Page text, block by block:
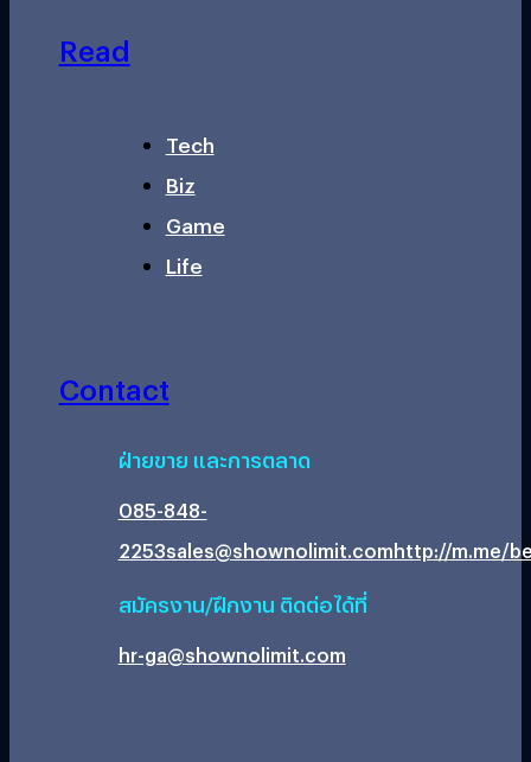
Read
Tech
Biz
Game
Life
Contact
ฝ่ายขาย และการตลาด
085-848-
2253sales@shownolimit.comhttp://m.me/
สมัครงาน/ฝึกงาน ติดต่อได้ที่
hr-ga@shownolimit.com